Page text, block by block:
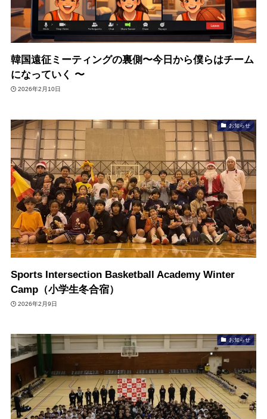
韓国遠征ミーティングの裏側〜今日から僕らはチーム
になっていく 〜
2026年2月10日
お知らせ
Sports Intersection Basketball Academy Winter
Camp（小学生冬合宿）
2026年2月9日
お知らせ